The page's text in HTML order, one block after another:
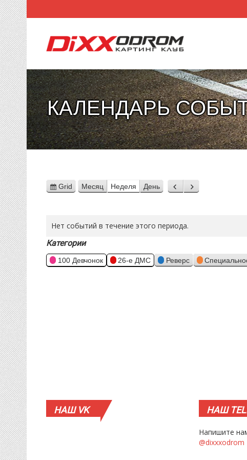
КАЛЕНДАРЬ
View
Grid Месяц Неделя День Назад
Вперед
Нет событий в течение этого периода.
Категории
100 Девчонок 26-е ДМС Реверс
НАШVK НАШ
Напишите
@dixxxodrom